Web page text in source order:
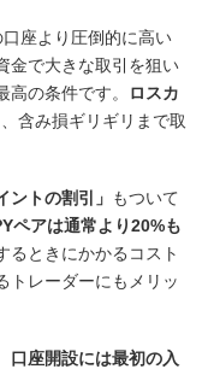
口座より圧倒的に高い
金で大きな取引を狙い
の条件です。
ロスカ
含み損ギリギリまで取
ントの割引」 もついて
ペアは通常より20%も
るときにかかるコスト
トレーダーにもメリッ
口座開設には最初の入